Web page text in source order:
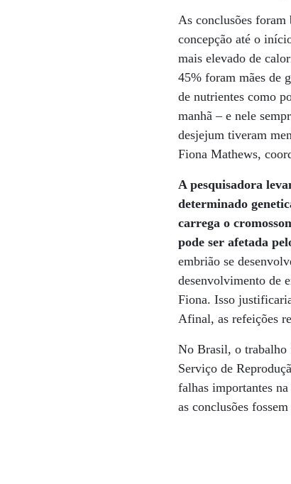
As conclusões foram
concepção até o
mais elevado de
45% foram mães de
de nutrientes como
manhã – e nele
desjejum tiveram
Fiona Mathews,
A pesquisadora
determinado
carrega o
pode ser afetada
embrião se
desenvolvimento de
Fiona. Isso
Afinal, as refeições
No Brasil, o trabalho
Serviço de
falhas importantes
as conclusões